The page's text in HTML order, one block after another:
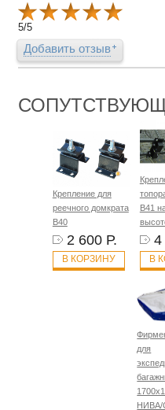
5/5
Добавить отзыв
Крепление для
реечного домкрата
B40
2 600 Р.
В КОРЗИНУ
B41
4
В
для
НИВА/